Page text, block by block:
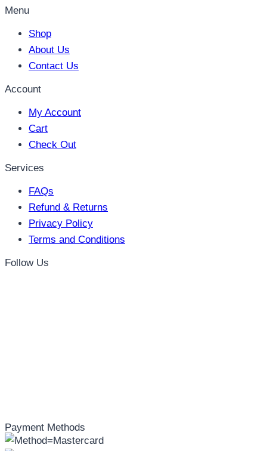
Menu
Shop
About Us
Contact Us
Account
My Account
Cart
Check Out
Services
FAQs
Refund & Returns
Privacy Policy
Terms and Conditions
Follow Us
Payment Methods